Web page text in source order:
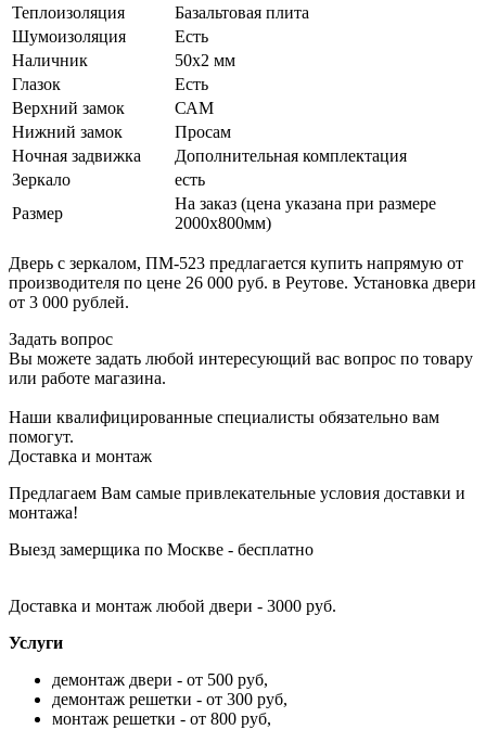
Теплоизоляция
Базальтовая плита
Шумоизоляция
Есть
Наличник
50х2 мм
Глазок
Есть
Верхний замок
САМ
Нижний замок
Просам
Ночная задвижка
Дополнительная комплектация
Зеркало
есть
Размер
На заказ (цена указана при размере
2000х800мм)
Дверь с зеркалом, ПМ-523 предлагается купить напрямую от
производителя по цене 26 000 руб. в Реутове. Установка двери
от 3 000 рублей.
Задать вопрос
Вы можете задать любой интересующий вас вопрос по товару
или работе магазина.
Наши квалифицированные специалисты обязательно вам
помогут.
Доставка и монтаж
Предлагаем Вам самые привлекательные условия доставки и
монтажа!
Выезд замерщика по Москве - бесплатно
Доставка и монтаж любой двери - 3000 руб.
Услуги
демонтаж двери - от 500 руб,
демонтаж решетки - от 300 руб,
монтаж решетки - от 800 руб,